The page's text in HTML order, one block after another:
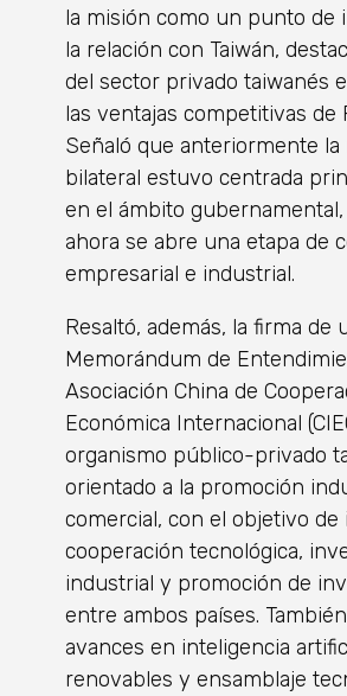
la misión como un punto de
la relación con Taiwán,
del sector privado taiwanés
las ventajas competitivas de
Señaló que anteriormente la
bilateral estuvo centrada
en el ámbito
ahora se abre una etapa de
empresarial e industrial.
Resaltó, además, la firma de
Memorándum de
Asociación China de
Económica Internacional
organismo público-privado
orientado a la promoción
comercial, con el objetivo de
cooperación tecnológica,
industrial y promoción de
entre ambos países.
avances en inteligencia
renovables y ensamblaje